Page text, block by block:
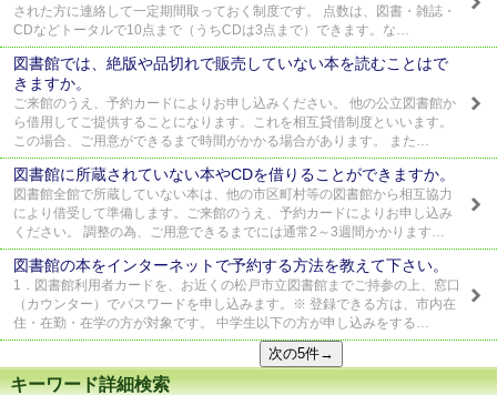
された方に連絡して一定期間取っておく制度です。 点数は、図書・雑誌・
CDなどトータルで10点まで（うちCDは3点まで）できます。な…
図書館では、絶版や品切れで販売していない本を読むことはで
きますか。
ご来館のうえ、予約カードによりお申し込みください。 他の公立図書館か
ら借用してご提供することになります。これを相互貸借制度といいます。
この場合、ご用意ができるまで時間がかかる場合があります。 また…
図書館に所蔵されていない本やCDを借りることができますか。
図書館全館で所蔵していない本は、他の市区町村等の図書館から相互協力
により借受して準備します。ご来館のうえ、予約カードによりお申し込み
ください。 調整の為、ご用意できるまでには通常2～3週間かかります…
図書館の本をインターネットで予約する方法を教えて下さい。
1．図書館利用者カードを、お近くの松戸市立図書館までご持参の上、窓口
（カウンター）でパスワードを申し込みます。※ 登録できる方は、市内在
住・在勤・在学の方が対象です。 中学生以下の方が申し込みをする…
キーワード詳細検索